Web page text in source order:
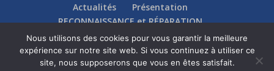
Actualités
Présentation
RECONNAISSANCE et RÉPARATION
Nos soutiens
Fédérations
Actions
Communication
Contact
Nous utilisons des cookies pour vous garantir la meilleure
expérience sur notre site web. Si vous continuez à utiliser ce
site, nous supposerons que vous en êtes satisfait.